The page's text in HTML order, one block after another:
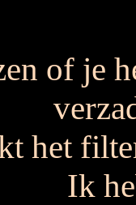
of je
het
Ik